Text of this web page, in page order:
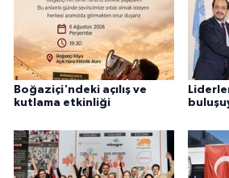
Boğaziçi'ndeki açılış ve
kutlama etkinliği